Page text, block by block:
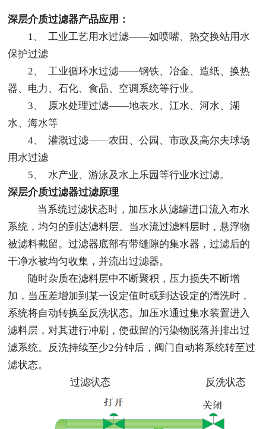
深层介质过滤器产品应用：
1、  工业工艺用水过滤——如喷嘴、热交换站用水
保护过滤
2、  工业循环水过滤——钢铁、冶金、造纸、换热
器、电力、石化、食品、空调系统等行业。
3、  原水处理过滤——地表水、江水、河水、湖
水、海水等
4、  灌溉过滤——农田、公园、市政及高尔夫球场
用水过滤
5、  水产业、游泳及水上乐园等行业水过滤。
深层介质过滤器过滤原理
当系统过滤状态时，加压水从滤罐进口流入布水
系统，均匀的到达滤料层。当水流过滤料层时，悬浮物
被滤料截留。过滤器底部有带缝隙的集水器，过滤后的
干净水被均匀收集，并流出过滤器。
随时杂质在滤料层中不断聚积，压力损失不断增
加，当压差增加到某一设定值时或到达设定的清洗时，
系统将自动转换至反洗状态。加压水通过集水装置进入
滤料层，对其进行冲刷，使截留的污染物脱落并排出过
滤系统。反洗持续至少2分钟后，阀门自动将系统转至过
滤状态。
过滤状态                                        反洗状态